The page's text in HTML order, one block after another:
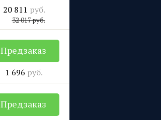
20 811 руб.
32 017руб.
Предзаказ
1 696 руб.
Предзаказ